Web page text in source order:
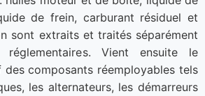
de frein, carburant résiduel et
sont extraits et traités séparément
Vient ensuite le
composants réemployables tels
les alternateurs, les démarreurs